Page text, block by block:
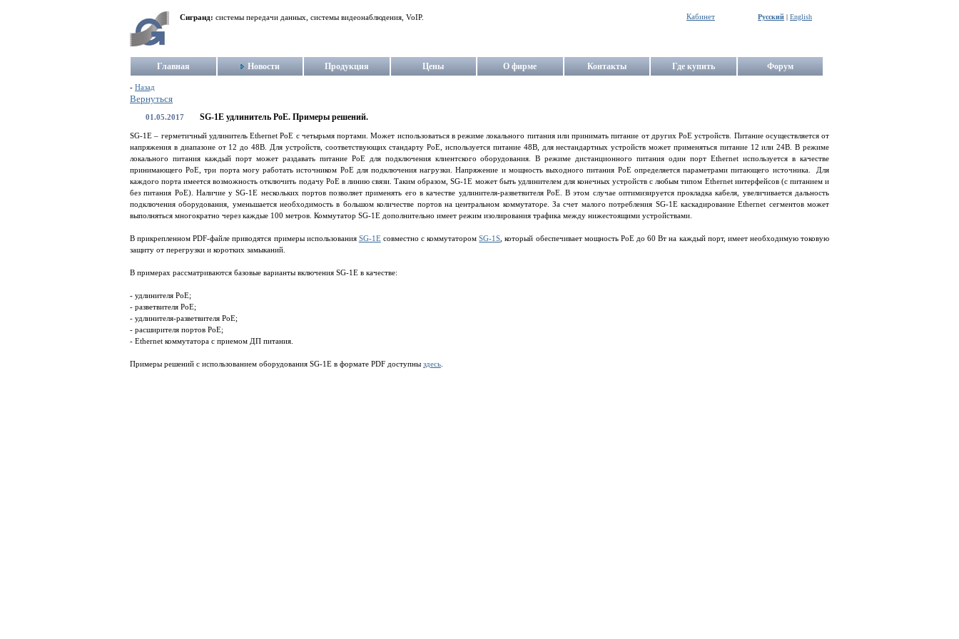
Сигранд: системы передачи данных, системы видеонаблюдения, VoIP. Кабинет Русский | English
Главная Новости Продукция Цены О фирме Контакты Где купить Форум
- Назад
Вернуться
01.05.2017 SG-1E удлинитель PoE. Примеры решений.
SG-1E – герметичный удлинитель Ethernet PoE с четырьмя портами. Может использоваться в режиме локального питания или принимать питание от других PoE устройств. Питание осуществляется от
напряжения в диапазоне от 12 до 48В. Для устройств, соответствующих стандарту PoE, используется питание 48В, для нестандартных устройств может применяться питание 12 или 24В. В режиме
локального питания каждый порт может раздавать питание PoE для подключения клиентского оборудования. В режиме дистанционного питания один порт Ethernet используется в качестве
принимающего PoE, три порта могу работать источником PoE для подключения нагрузки. Напряжение и мощность выходного питания PoE определяется параметрами питающего источника. Для
каждого порта имеется возможность отключить подачу PoE в линию связи. Таким образом, SG-1E может быть удлинителем для конечных устройств с любым типом Ethernet интерфейсов (с питанием и
без питания PoE). Наличие у SG-1E нескольких портов позволяет применять его в качестве удлинителя-разветвителя PoE. В этом случае оптимизируется прокладка кабеля, увеличивается дальность
подключения оборудования, уменьшается необходимость в большом количестве портов на центральном коммутаторе. За счет малого потребления SG-1E каскадирование Ethernet сегментов может
выполняться многократно через каждые 100 метров. Коммутатор SG-1E дополнительно имеет режим изолирования трафика между нижестоящими устройствами.
В прикрепленном PDF-файле приводятся примеры использования SG-1Eсовместно с коммутаторомSG-1S , который обеспечивает мощность PoE до 60 Вт на каждый порт, имеет необходимую токовую
защиту от перегрузки и коротких замыканий.
В примерах рассматриваются базовые варианты включения SG-1E в качестве:
- удлинителя PoE;
- разветвителя PoE;
- удлинителя-разветвителя PoE;
- расширителя портов PoE;
- Ethernet коммутатора с приемом ДП питания.
Примеры решений с использованием оборудования SG-1E в формате PDF доступны здесь